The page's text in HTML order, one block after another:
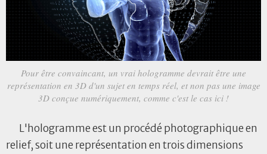
Pour être convaincant, un vrai hologramme devrait être une
représentation en 3D d'un sujet en temps réel, et non pas une image
3D conçue numériquement, comme c'est le cas ici !
L'hologramme est un procédé photographique en
relief, soit une représentation en trois dimensions